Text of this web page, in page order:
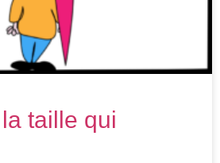
taille qui